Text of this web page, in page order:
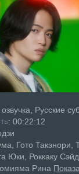
Русские
: 00:22:12
Гото Такэнори,
Юки, Роккаку
Рина